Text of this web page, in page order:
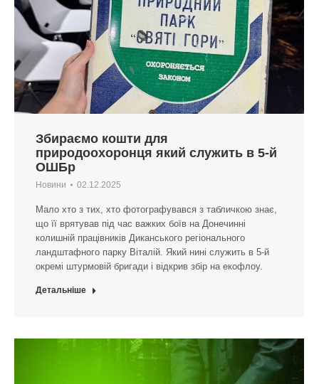
Збираємо кошти для
природоохоронця який служить в 5-й
ОШБр
Новини 02.12.2025
Мало хто з тих, хто фотографувався з табличкою знає,
що її врятував під час важких боїв на Донечинні
колишній працівників Диканського регіонального
ландштафного парку Віталій. Який нині служить в 5-й
окремі штурмовій бригади і відкрив збір на екофлоу.
Детальніше